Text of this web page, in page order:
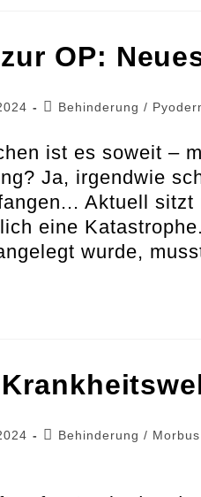
OP:
Beitrags-
Behinderung /
ist es soweit –
Ja, irgendwie
Aktuell
eine
wurde,
Beitrags-
Behinderung /